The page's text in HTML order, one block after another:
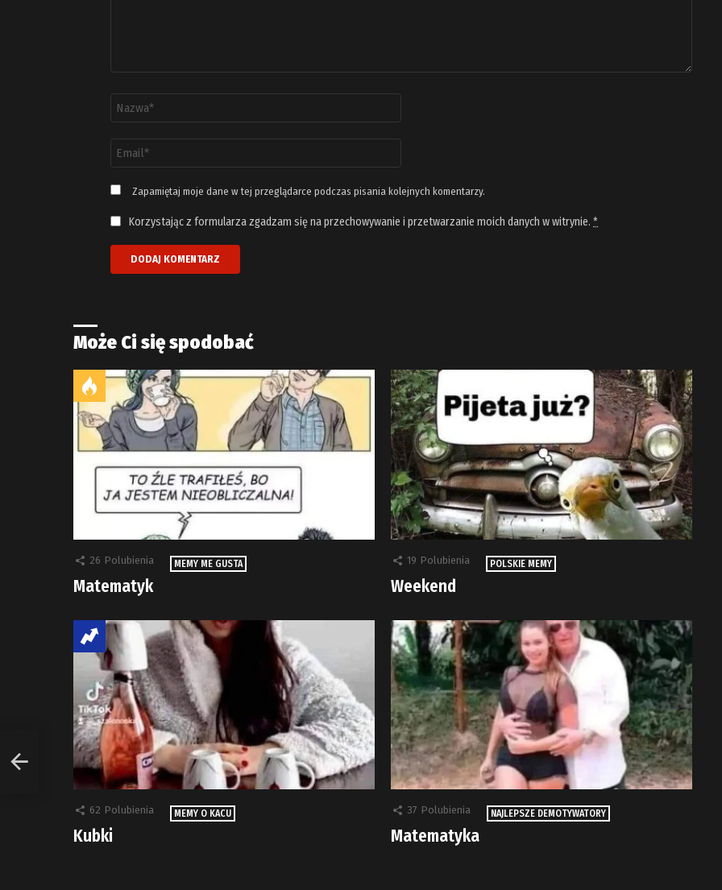
email
*
Zapamiętaj moje dane w tej przeglądarce podczas pisania kolejnych komentarzy.
Korzystając z formularza zgadzam się na przechowywanie i przetwarzanie moich danych w witrynie. *
Może Ci się spodobać
26 Polubienia MEMY ME GUSTA
Matematyk
19 Polubienia POLSKIE MEMY
Weekend
62 Polubienia MEMY O KACU
Kubki
37 Polubienia NAJLEPSZE DEMOTYWATORY
Matematyka